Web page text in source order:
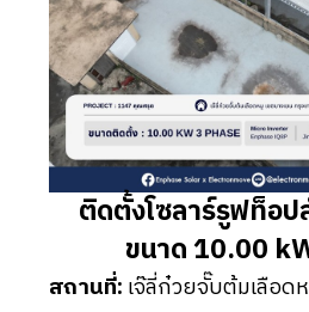
ติดตั้งโซลาร์รูฟท็อ
ขนาด 10.00
สถานที่: เจ๊ลี่ก๋วยจั๊บต้มเลือด